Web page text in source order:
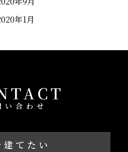
年1月
い合わせ
建てたい